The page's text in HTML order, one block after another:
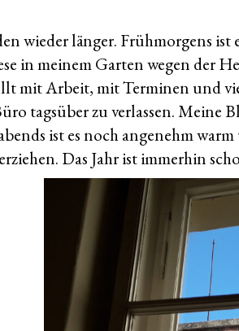
wieder länger. Frühmorgens ist
in meinem Garten wegen der
mit Arbeit, mit Terminen und
tagsüber zu verlassen. Meine
ist es noch angenehm
Das Jahr ist immerhin